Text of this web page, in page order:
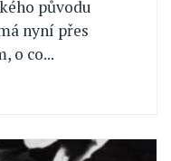
původu
nyní přes
o co...